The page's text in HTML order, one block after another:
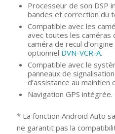
Processeur de son DSP
bandes et correction du
Compatible avec les
avec toutes les caméras
caméra de recul
optionnel DVN-VCR-A.
Compatible avec le
panneaux de
d’assistance au maintien
Navigation GPS intégrée.
* La fonction Android Auto
ne garantit pas la